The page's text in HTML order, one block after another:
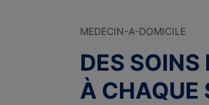
MEDECIN-A-DOMICILE
DES
À CHAQUE